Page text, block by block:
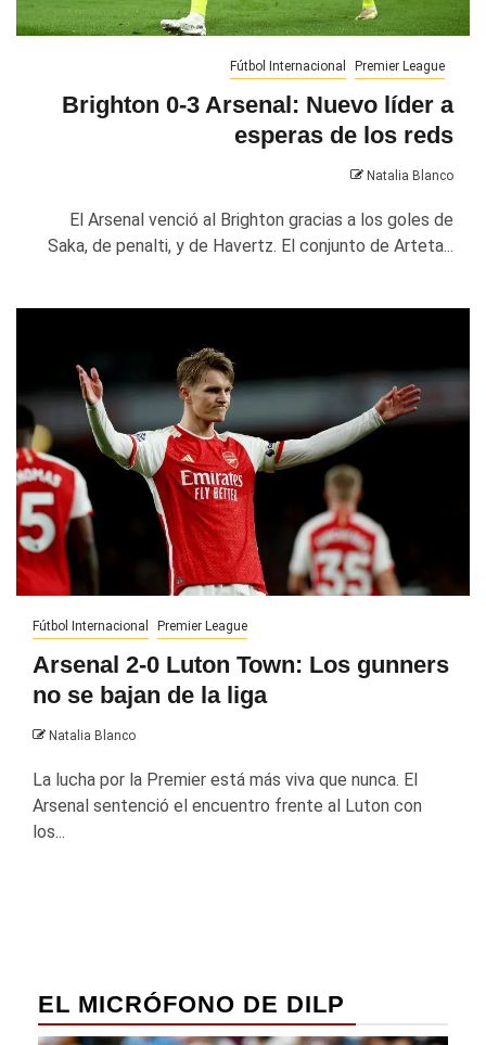
Fútbol Internacional Premier League
Brighton 0-3 Arsenal: Nuevo líder a
esperas de los reds
Natalia Blanco
El Arsenal venció al Brighton gracias a los goles de
Saka, de penalti, y de Havertz. El conjunto de Arteta...
Fútbol Internacional Premier League
Arsenal 2-0 Luton Town: Los gunners
no se bajan de la liga
Natalia Blanco
La lucha por la Premier está más viva que nunca. El
Arsenal sentenció el encuentro frente al Luton con
los...
EL MICRÓFONO DE DILP